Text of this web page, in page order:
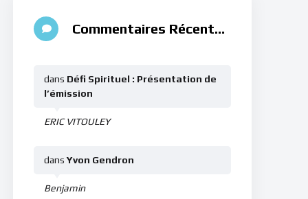
Commentaires Récents
ERIC VITOULEY
dans Défi Spirituel : Présentation de
l’émission
Benjamin
dansYvon Gendron